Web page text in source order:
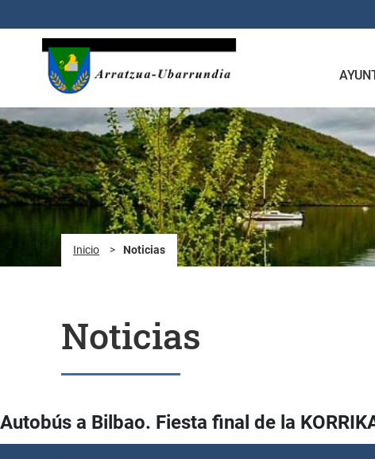
Inicio > Noticias
Noticias
Autobús a Bilbao. Fiesta final de la